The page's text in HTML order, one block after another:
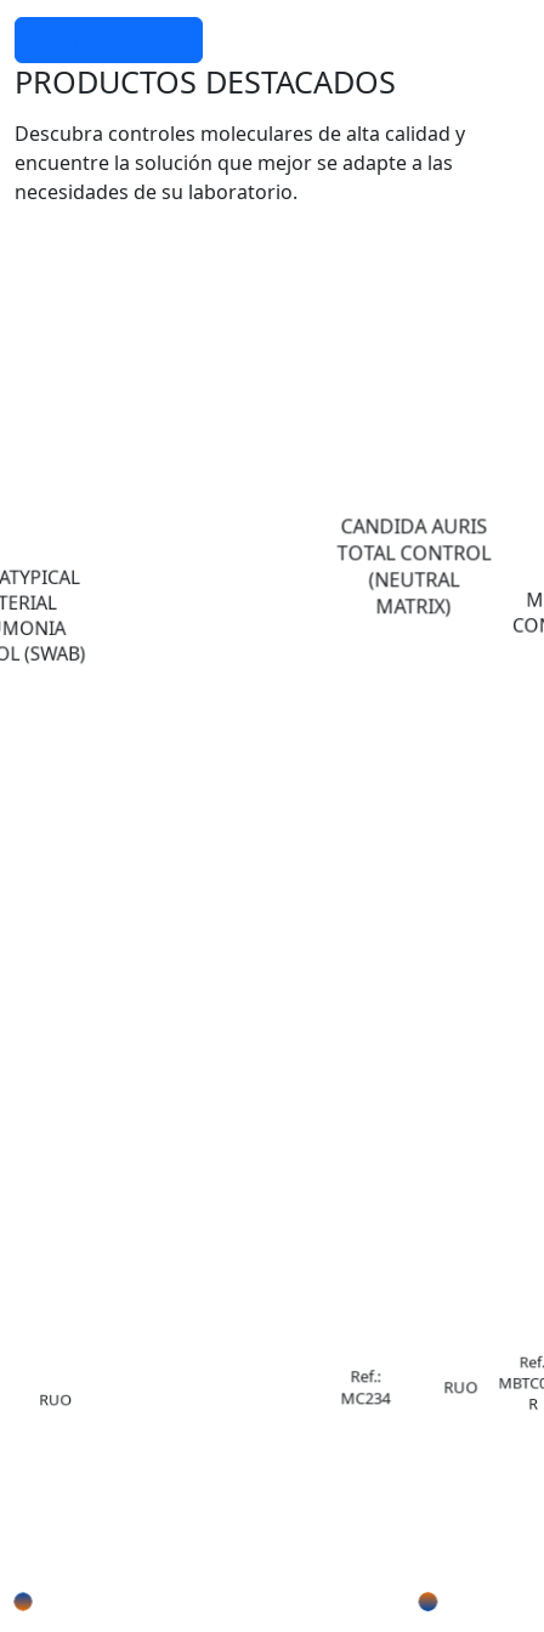
PRODUCTOS DESTACADOS
Descubra controles moleculares de alta calidad y
encuentre la solución que mejor se adapte a las
necesidades de su laboratorio.
(SWAB)
RUO
CANDIDA AURIS
TOTAL CONTROL
(NEUTRAL
MATRIX)
Ref.:
MC234
RUO
R